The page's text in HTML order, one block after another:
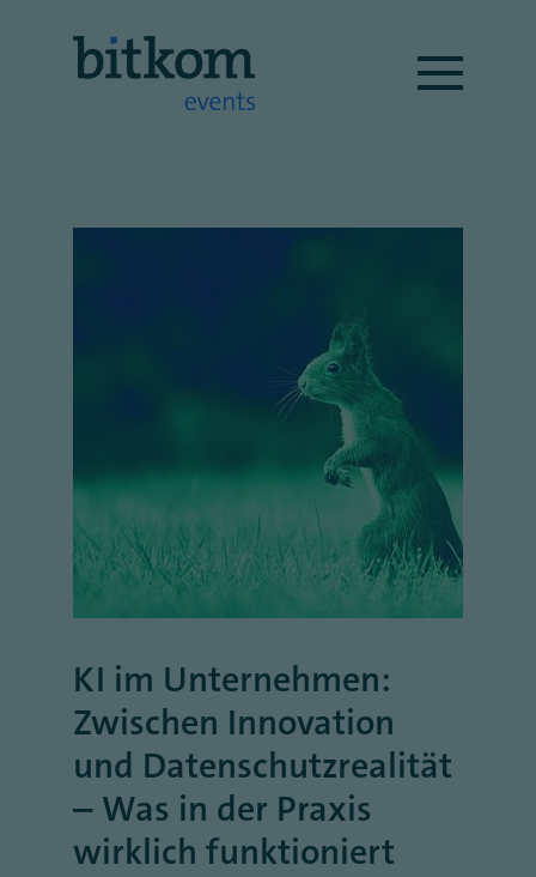
KI im Unternehmen:
Zwischen Innovation
und Datenschutzrealität
– Was in der Praxis
wirklich funktioniert